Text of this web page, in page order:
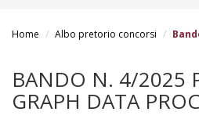
Home Albo pretorio concorsi
BANDO N. 4/2025
GRAPH DATA